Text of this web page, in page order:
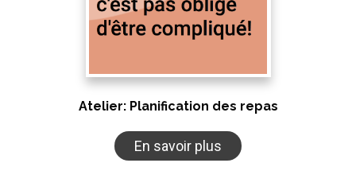
Atelier: Planification des repas
En savoir plus